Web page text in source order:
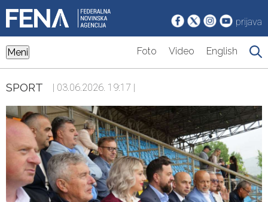
prijava
Meni Foto Video English
SPORT | 03.06.2026. 19:17 |